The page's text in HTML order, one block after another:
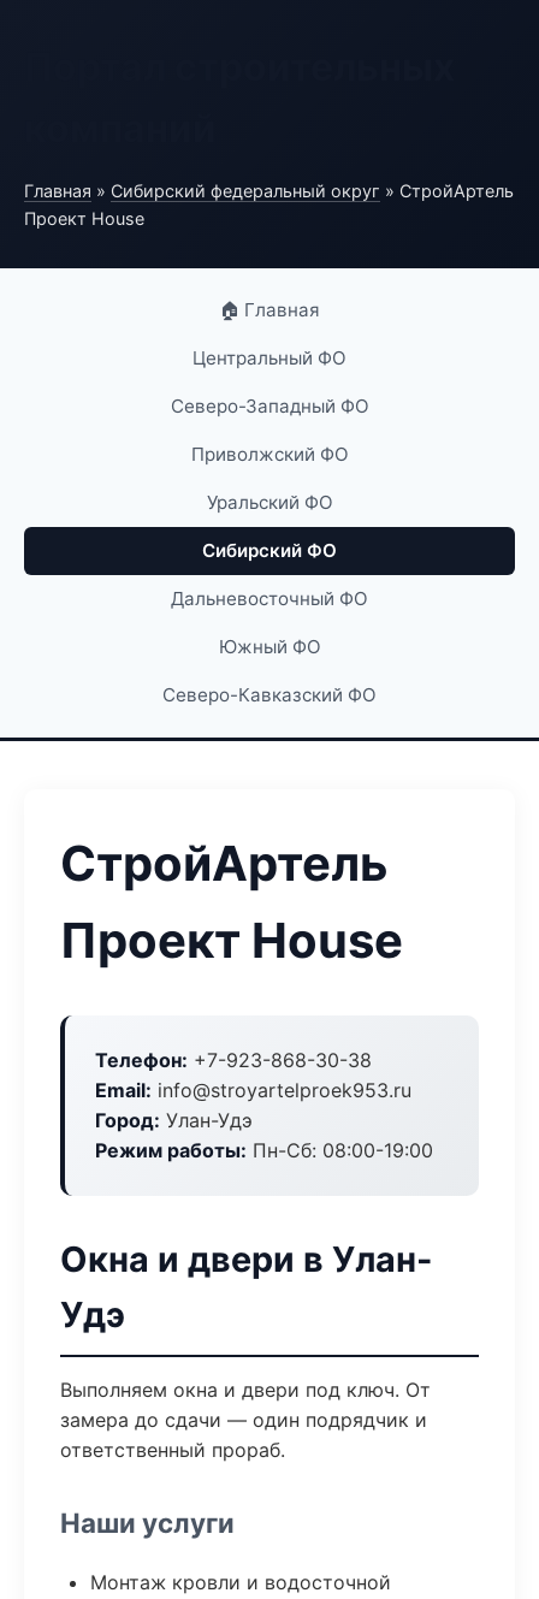
Главная » Сибирский федеральный округ » СтройАртель
Проект House
🏠 Главная
Центральный ФО
Северо-Западный ФО
Приволжский ФО
Уральский ФО
Сибирский ФО
Дальневосточный ФО
Южный ФО
Северо-Кавказский ФО
СтройАртель
Проект House
Телефон: +7-923-868-30-38
Email: info@stroyartelproek953.ru
Город: Улан-Удэ
Режим работы: Пн-Сб: 08:00-19:00
Окна и двери в Улан-
Удэ
Выполняем окна и двери под ключ. От
замера до сдачи — один подрядчик и
ответственный прораб.
Наши услуги
Монтаж кровли и водосточной